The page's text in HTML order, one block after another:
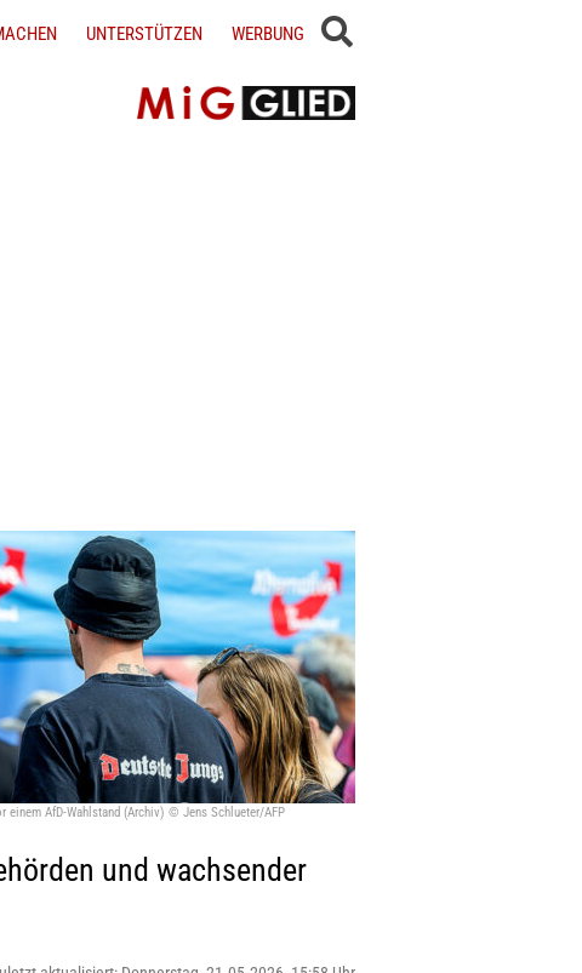
UNTERSTÜTZEN WERBUNG
einem AfD-Wahlstand (Archiv) © Jens Schlueter/AFP
und wachsender